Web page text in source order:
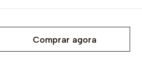
Comprar agora